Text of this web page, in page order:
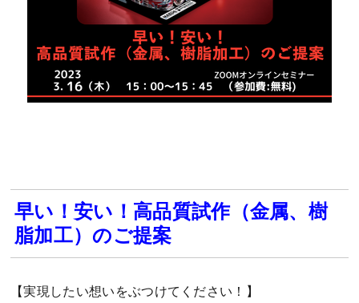
早い！安い！高品質試作（金属、樹
脂加工）のご提案
【実現したい想いをぶつけてください！】